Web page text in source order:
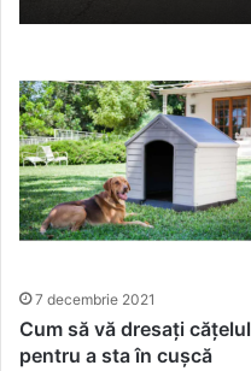
7 decembrie 2021
Cum să vă dresați cățelul
pentru a sta în cușcă